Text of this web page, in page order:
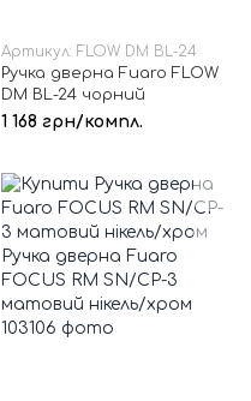
Артикул: FLOW DM BL-24
Ручка дверна Fuaro FLOW
DM BL-24 чорний
1 168 грн/компл.